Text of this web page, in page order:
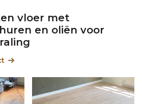
vloer met
en oliën voor